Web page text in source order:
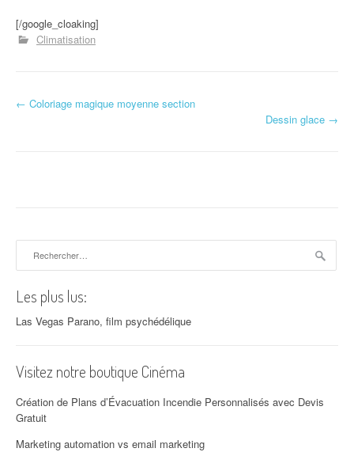
[/google_cloaking]
Climatisation
Navigation d'article
← Coloriage magique moyenne section
Dessin glace →
Les plus lus:
Las Vegas Parano, film psychédélique
Visitez notre boutique Cinéma
Création de Plans d’Évacuation Incendie Personnalisés avec Devis
Gratuit
Marketing automation vs email marketing